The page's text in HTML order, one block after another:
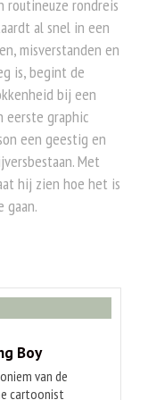
routineuze rondreis
al snel in een
misverstanden en
is, begint de
bij een
eerste graphic
een geestig en
Met
hij zien hoe het is
Boy
van de
cartoonist